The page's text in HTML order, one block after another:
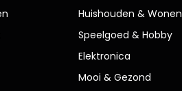
Huishouden & Wonen
Speelgoed & Hobby
Elektronica
Mooi & Gezond